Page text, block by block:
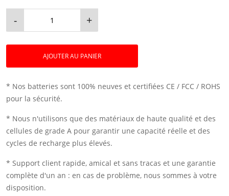
- +
AJOUTER AU PANIER
* Nos batteries sont 100% neuves et certifiées CE / FCC / ROHS
pour la sécurité.
* Nous n'utilisons que des matériaux de haute qualité et des
cellules de grade A pour garantir une capacité réelle et des
cycles de recharge plus élevés.
* Support client rapide, amical et sans tracas et une garantie
complète d'un an : en cas de problème, nous sommes à votre
disposition.